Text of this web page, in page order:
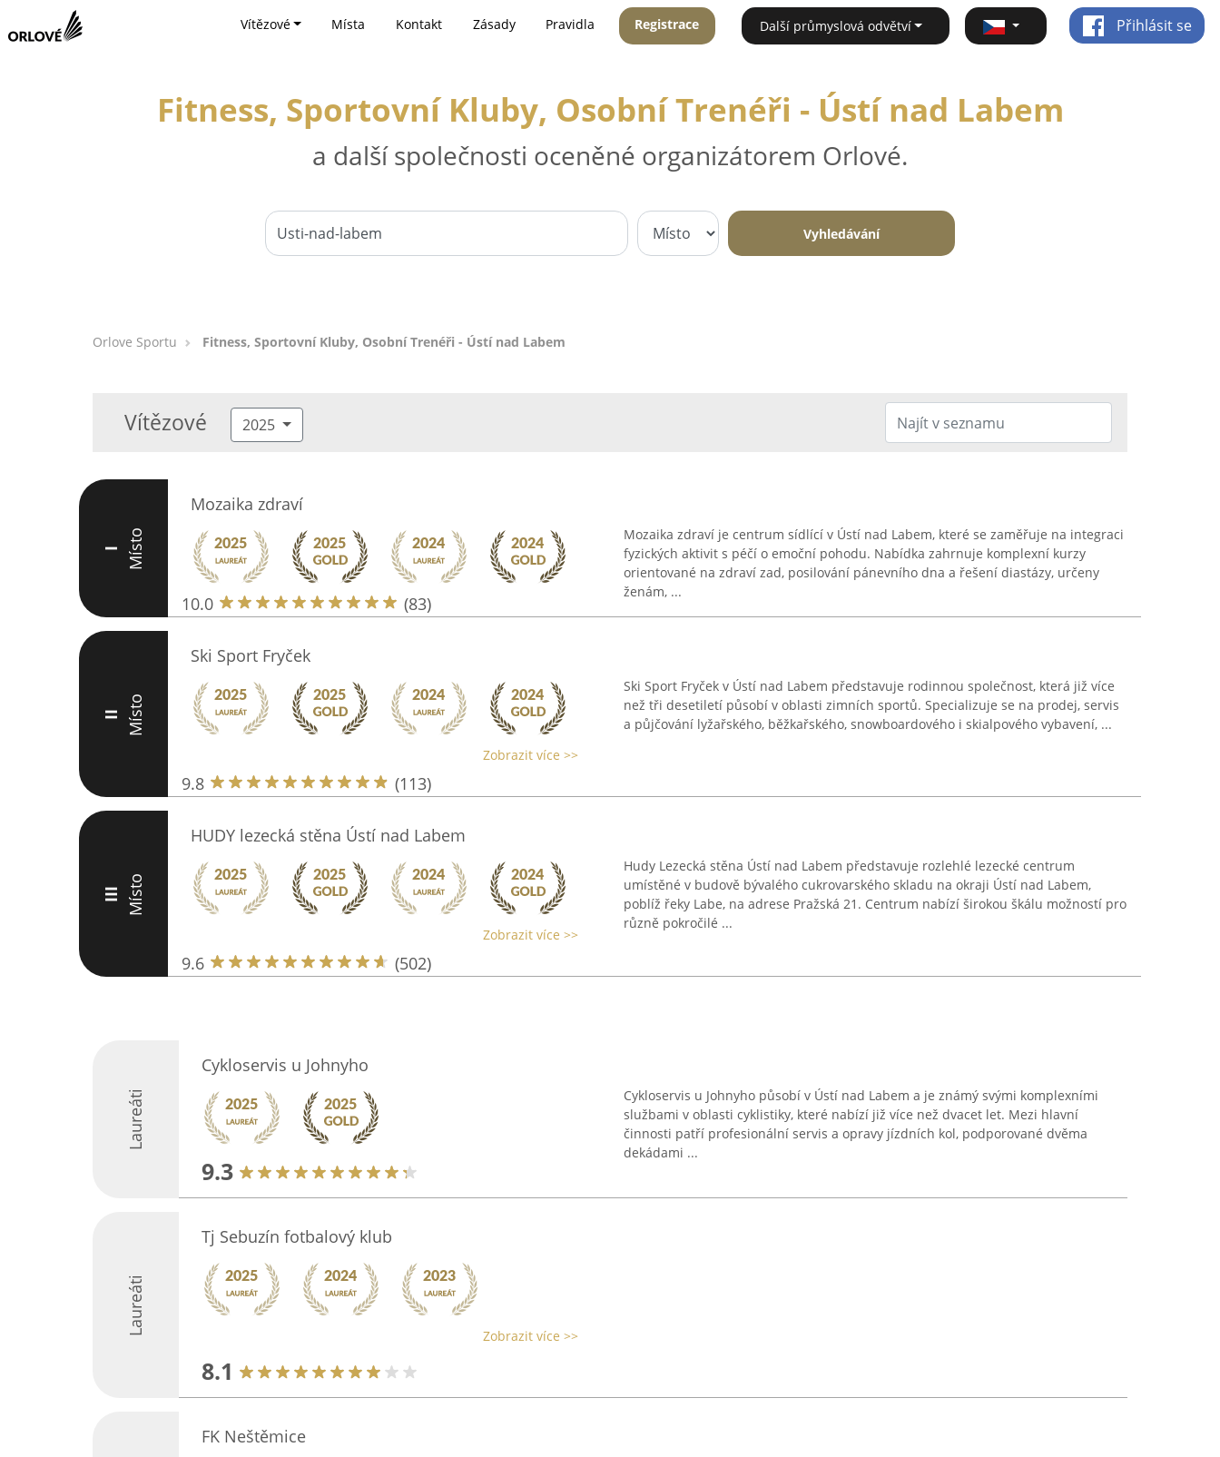
Vítězové Místa Kontakt Zásady Pravidla Registrace Další průmyslová odvětví Přihlásit se
Fitness, Sportovní Kluby, Osobní Trenéři - Ústí nad Labem
a další společnosti oceněné organizátorem Orlové.
Vyhledávání
Orlove Sportu Fitness, Sportovní Kluby, Osobní Trenéři - Ústí nad Labem
Vítězové 2025
I Místo
Mozaika zdraví
10.0 (83)
Mozaika zdraví je centrum sídlící v Ústí nad Labem, které se zaměřuje na integraci
fyzických aktivit s péčí o emoční pohodu. Nabídka zahrnuje komplexní kurzy
orientované na zdraví zad, posilování pánevního dna a řešení diastázy, určeny
ženám, ...
II Místo
Ski Sport Fryček
Zobrazit více >>
9.8 (113)
Ski Sport Fryček v Ústí nad Labem představuje rodinnou společnost, která již více
než tři desetiletí působí v oblasti zimních sportů. Specializuje se na prodej, servis
a půjčování lyžařského, běžkařského, snowboardového i skialpového vybavení, ...
III Místo
HUDY lezecká stěna Ústí nad Labem
Zobrazit více >>
9.6 (502)
Hudy Lezecká stěna Ústí nad Labem představuje rozlehlé lezecké centrum
umístěné v budově bývalého cukrovarského skladu na okraji Ústí nad Labem,
poblíž řeky Labe, na adrese Pražská 21. Centrum nabízí širokou škálu možností pro
různě pokročilé ...
Laureáti
Cykloservis u Johnyho
9.3
Cykloservis u Johnyho působí v Ústí nad Labem a je známý svými komplexními
službami v oblasti cyklistiky, které nabízí již více než dvacet let. Mezi hlavní
činnosti patří profesionální servis a opravy jízdních kol, podporované dvěma
dekádami ...
Laureáti
Tj Sebuzín fotbalový klub
Zobrazit více >>
8.1
FK Neštěmice